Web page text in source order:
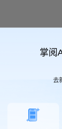
掌阅
去